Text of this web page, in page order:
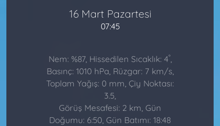
16 Mart Pazartesi
07:45
Nem: %87, Hissedilen Sıcaklık: 4°,
Basınç: 1010 hPa, Rüzgar: 7 km/s,
Toplam Yağış: 0 mm, Çiy Noktası:
3.5,
Görüş Mesafesi: 2 km, Gün
Doğumu: 6:50, Gün Batımı: 18:48